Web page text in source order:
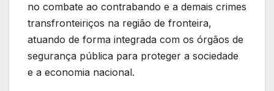
no combate ao contrabando e a demais crimes
transfronteiriços na região de fronteira,
atuando de forma integrada com os órgãos de
segurança pública para proteger a sociedade
e a economia nacional.